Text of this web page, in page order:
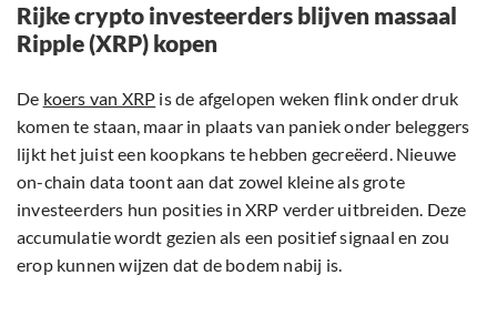
Rijke crypto investeerders blijven massaal
Ripple (XRP) kopen
De koers van XRP is de afgelopen weken flink onder druk
komen te staan, maar in plaats van paniek onder beleggers
lijkt het juist een koopkans te hebben gecreëerd. Nieuwe
on-chain data toont aan dat zowel kleine als grote
investeerders hun posities in XRP verder uitbreiden. Deze
accumulatie wordt gezien als een positief signaal en zou
erop kunnen wijzen dat de bodem nabij is.